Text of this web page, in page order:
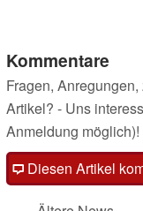
Kommentare
Fragen,
Artikel? - Uns
Anmeldung möglich)!
Diesen Artikel